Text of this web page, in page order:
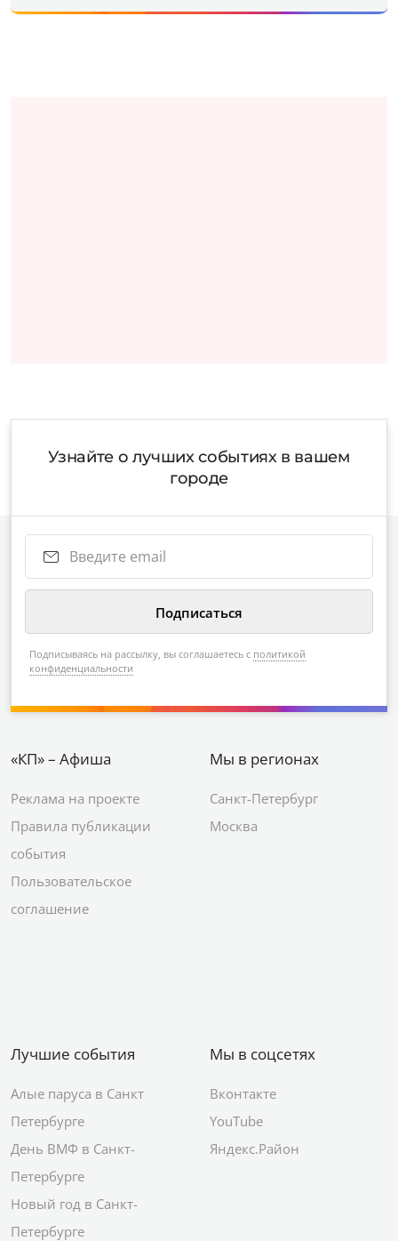
Узнайте о лучших событиях в вашем
городе
Подписываясь на рассылку, вы соглашаетесь с политикой
конфиденциальности
«КП» – Афиша
Реклама на проекте
Правила публикации
события
Пользовательское
соглашение
Мы в регионах
Санкт-Петербург
Москва
Лучшие события
Алые паруса в Санкт
Петербурге
День ВМФ в Санкт-
Петербурге
Новый год в Санкт-
Петербурге
Мы в соцсетях
Вконтакте
YouTube
Яндекс.Район